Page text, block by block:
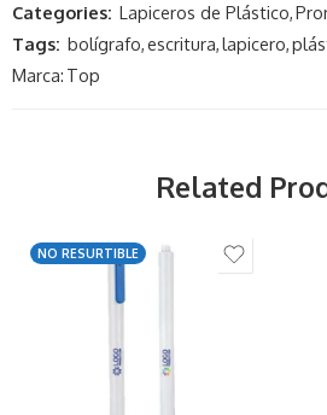
Categories: Lapiceros de Plástico,
Tags: bolígrafo,escritura,lapicero,
Marca: Top
Related
NO RESURTIBLE